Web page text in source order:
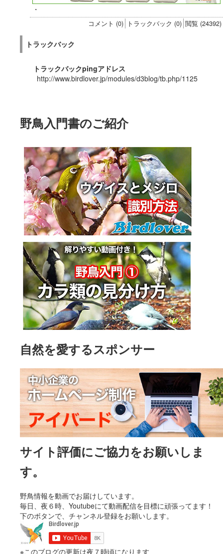
・
コメント (0) トラックバック (0) 閲覧 (24392)
トラックバック
トラックバックpingアドレス
http://www.birdlover.jp/modules/d3blog/tb.php/1125
野鳥入門書のご紹介
自然を愛するスポンサー
サイト評価にご協力をお願いしま
す。
野鳥情報を動画でお届けしています。
毎日、夜６時、Youtubeにて動画配信を目標に頑張ってます！
下のボタンで、チャンネル登録をお願いします。
※このブログの更新は夜７時頃になります